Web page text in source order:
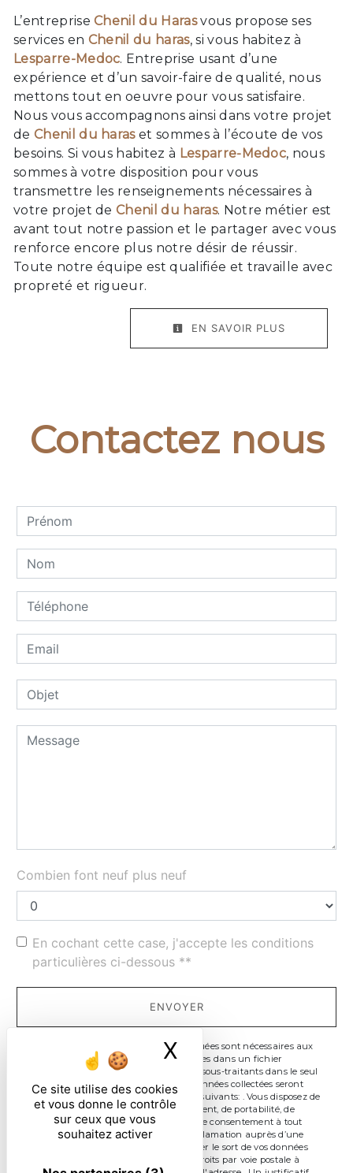
Ce site utilise des cookies
et vous donne le contrôle
sur ceux que vous
souhaitez activer
X Masquer le
L’entrepriseChenil du Harasvous propose ses
services en Chenil du haras, si vous habitez à
Lesparre-Medoc. Entreprise usant d’une
expérience et d’un savoir-faire de qualité, nous
mettons tout en oeuvre pour vous satisfaire.
Nous vous accompagnons ainsi dans votre projet
de Chenil du haraset sommes à l’écoute de vos
besoins. Si vous habitez à Lesparre-Medoc, nous
sommes à votre disposition pour vous
transmettre les renseignements nécessaires à
votre projet deChenil du haras. Notre métier est
avant tout notre passion et le partager avec vous
renforce encore plus notre désir de réussir.
Toute notre équipe est qualifiée et travaille avec
propreté et rigueur.
EN SAVOIR PLUS
Contactez nous
Combien font neuf plus neuf
En cochant cette case, j'accepte les conditions
particulières ci-dessous **
ENVOYER
** Les données personnelles communiquées sont nécessaires aux
fins de vous contacter et sont enregistrées dans un fichier
informatisé. Elles sont destinées à et ses sous-traitants dans le seul
but de répondre à votre message. Les données collectées seront
communiquées aux seuls destinataires suivants: . Vous disposez de
droits d’accès, de rectification, d’effacement, de portabilité, de
limitation, d’opposition, de retrait de votre consentement à tout
moment et du droit d’introduire une réclamation auprès d’une
autorité de contrôle, ainsi que d’organiser le sort de vos données
post-mortem. Vous pouvez exercer ces droits par voie postale à